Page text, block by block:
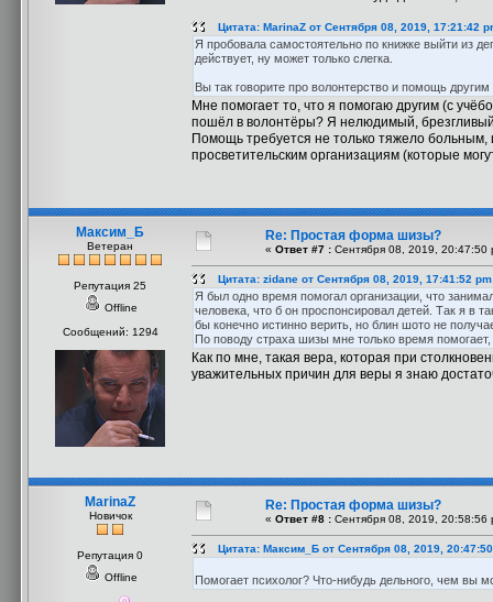
Цитата: MarinaZ от Сентября 08, 2019, 17:21:42
Я пробовала самостоятельно по книжке выйти из
действует, ну может только слегка.
Вы так говорите про волонтерство и помощь
Мне помогает то, что я помогаю другим (с
пошёл в волонтёры? Я нелюдимый,
Помощь требуется не только тяжело
просветительским организациям (которые
Максим_Б
Ветеран
Репутация 25
Offline
Сообщений: 1294
Re: Простая форма шизы?
« Ответ #7 : Сентября 08, 2019, 20:47:50
Цитата: zidane от Сентября 08, 2019, 17:41:52 pm
Я был одно время помогал организации, что
человека, что б он проспонсировал детей. Так я в
бы конечно истинно верить, но блин шото не
По поводу страха шизы мне только время
Как по мне, такая вера, которая при
уважительных причин для веры я знаю
MarinaZ
Новичок
Репутация 0
Offline
Re: Простая форма шизы?
« Ответ #8 : Сентября 08, 2019, 20:58:56
Цитата: Максим_Б от Сентября 08, 2019,
Помогает психолог? Что-нибудь дельного, чем вы